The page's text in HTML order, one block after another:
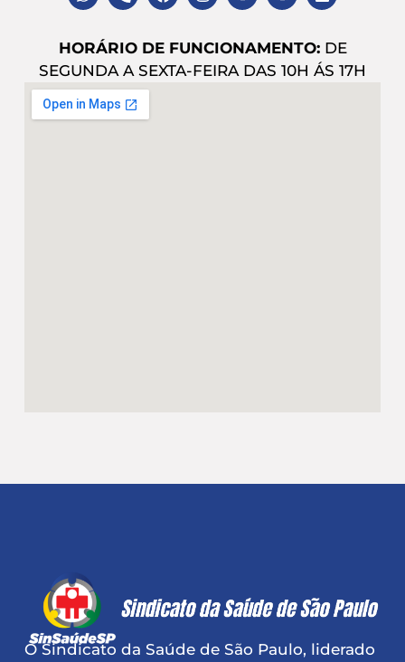
HORÁRIO DE FUNCIONAMENTO:DE
SEGUNDA A SEXTA-FEIRA DAS 10H ÁS 17H
O Sindicato da Saúde de São Paulo, liderado